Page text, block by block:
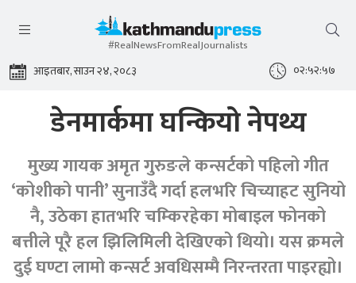
#RealNewsFromRealJournalists
आइतबार, साउन २४, २०८३ ०२:५२:५८
डेनमार्कमा घन्कियो नेपथ्य
मुख्य गायक अमृत गुरुङले कन्सर्टको पहिलो गीत
‘कोशीको पानी’ सुनाउँदै गर्दा हलभरि चिच्याहट सुनियो
नै, उठेका हातभरि चम्किरहेका मोबाइल फोनको
बत्तीले पूरै हल झिलिमिली देखिएको थियो। यस क्रमले
दुई घण्टा लामो कन्सर्ट अवधिसम्मै निरन्तरता पाइरह्यो।